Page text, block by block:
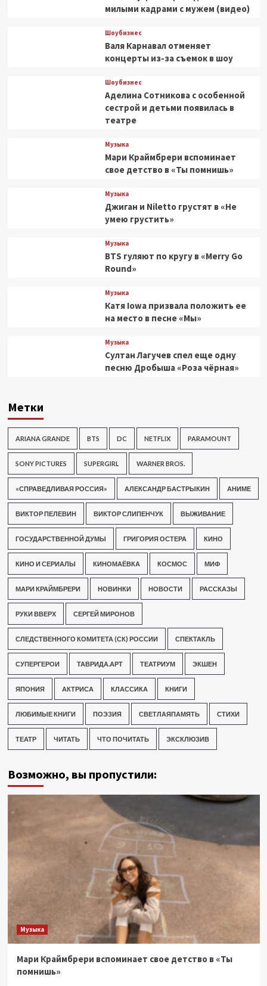
милыми кадрами с мужем (видео)
Шоубизнес
Валя Карнавал отменяет
концерты из-за съемок в шоу
Шоубизнес
Аделина Сотникова с особенной
сестрой и детьми появилась в
театре
Музыка
Мари Краймбрери вспоминает
свое детство в «Ты помнишь»
Музыка
Джиган и Niletto грустят в «Не
умею грустить»
Музыка
BTS гуляют по кругу в «Merry Go
Round»
Музыка
Катя Iowa призвала положить ее
на место в песне «Мы»
Музыка
Султан Лагучев спел еще одну
песню Дробыша «Роза чёрная»
Метки
ARIANA GRANDE BTS DC NETFLIX PARAMOUNT
SONY PICTURES SUPERGIRL WARNER BROS.
«СПРАВЕДЛИВАЯ РОССИЯ» АЛЕКСАНДР БАСТРЫКИН АНИМЕ
ВИКТОР ПЕЛЕВИН ВИКТОР СЛИПЕНЧУК ВЫЖИВАНИЕ
ГОСУДАРСТВЕННОЙ ДУМЫ ГРИГОРИЯ ОСТЕРА КИНО
КИНО И СЕРИАЛЫ КИНОМАЁВКА КОСМОС МИФ
МАРИ КРАЙМБРЕРИ НОВИНКИ НОВОСТИ РАССКАЗЫ
РУКИ ВВЕРХ СЕРГЕЙ МИРОНОВ
СЛЕДСТВЕННОГО КОМИТЕТА (СК) РОССИИ СПЕКТАКЛЬ
СУПЕРГЕРОИ ТАВРИДА.АРТ ТЕАТРИУМ ЭКШЕН
ЯПОНИЯ АКТРИСА КЛАССИКА КНИГИ
ЛЮБИМЫЕ КНИГИ ПОЭЗИЯ СВЕТЛАЯПАМЯТЬ СТИХИ
ТЕАТР ЧИТАТЬ ЧТО ПОЧИТАТЬ ЭКСКЛЮЗИВ
Возможно, вы пропустили:
Музыка
Мари Краймбрери вспоминает свое детство в «Ты
помнишь»